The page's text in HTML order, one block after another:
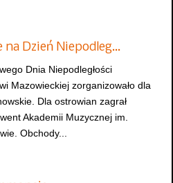
Dzień Niepodleg…
Dnia Niepodległości
Mazowieckiej zorganizowało dla
Dla ostrowian zagrał
Akademii Muzycznej im.
Obchody...